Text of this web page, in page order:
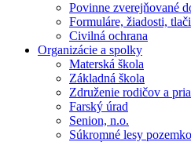
Povinne zverejňované
Formuláre, žiadosti,
Civilná ochrana
Organizácie a spolky
Materská škola
Základná škola
Združenie rodičov a
Farský úrad
Senion, n.o.
Súkromné lesy